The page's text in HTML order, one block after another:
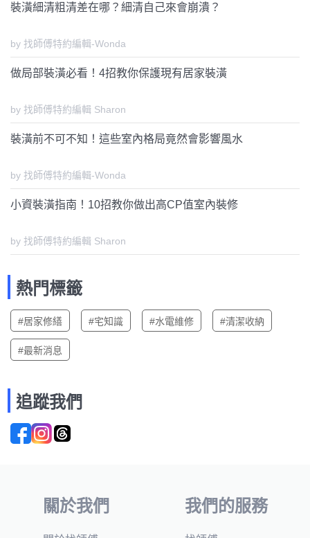
裝潢細清粗清差在哪？細清自己來會崩潰？
by 找師傅特約編輯-Wonda
做局部裝潢必看！4招教你保護現有居家裝潢
by 找師傅特約編輯 Sharon
裝潢前不可不知！這些室內格局竟然會影響風水
by 找師傅特約編輯-Wonda
小資裝潢指南！10招教你做出高CP值室內裝修
by 找師傅特約編輯 Sharon
熱門標籤
#居家修繕 #宅知識 #水電維修 #清潔收納
#最新消息
追蹤我們
關於我們 我們的服務